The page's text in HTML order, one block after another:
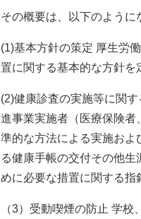
その概要は、以下のように
(1)基本方針の策定 厚生労
置に関する基本的な方針を
(2)健康診査の実施等に関
進事業実施者（医療保険者
準的な方法による実施およ
る健康手帳の交付その他
めに必要な措置に関する指
（3）受動喫煙の防止 学